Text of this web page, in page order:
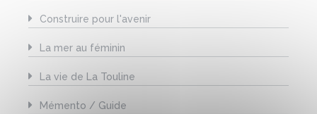
Construire pour l'avenir
La mer au féminin
La vie de La Touline
Mémento / Guide